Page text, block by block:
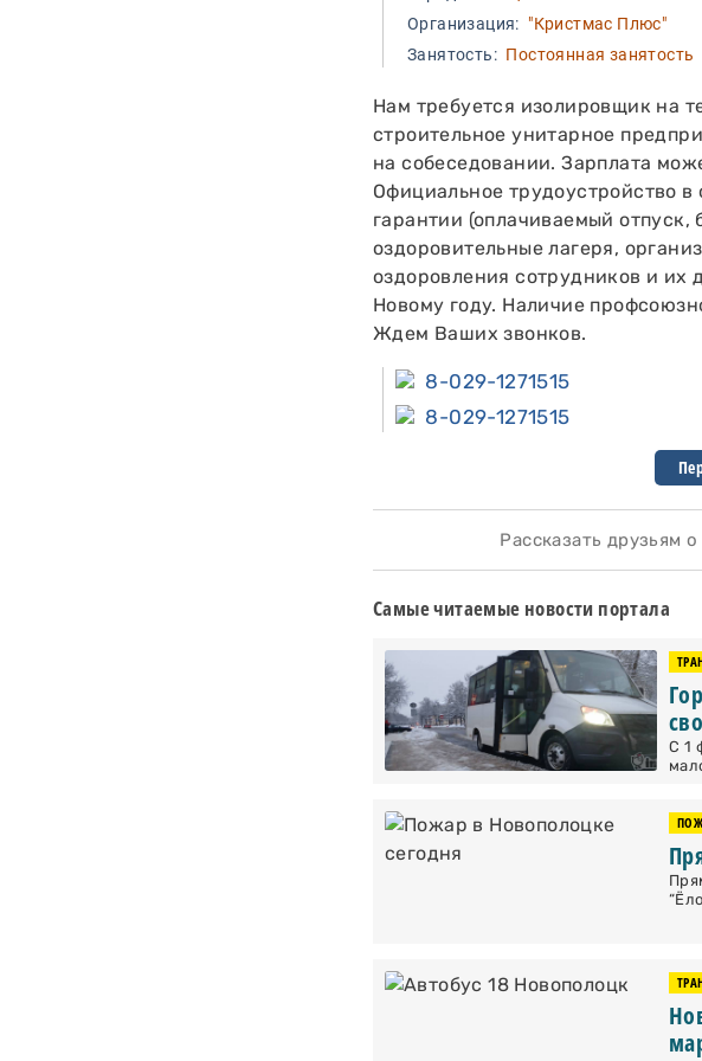
Организация: "Кристмас Плюс"
Занятость: Постоянная занятость
Нам требуется изолировщик на
строительное унитарное
на собеседовании. Зарплата
Официальное трудоустройство в
гарантии (оплачиваемый
оздоровительные лагеря,
оздоровления сотрудников и их
Новому году. Наличие
Ждем Ваших звонков.
8-029-1271515
8-029-1271515
Рассказать друзьям
Самые читаемые новости портала
С 1